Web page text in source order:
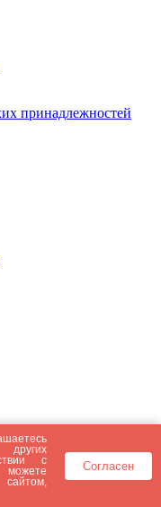
принадлежностей
с
Согласен